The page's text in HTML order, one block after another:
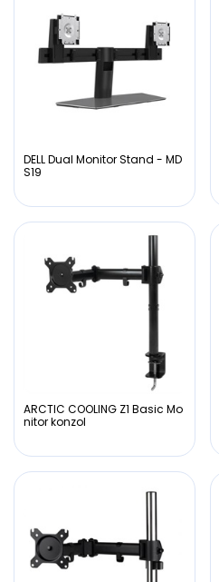
DELL Dual Monitor Stand - MD
S19
ARCTIC COOLING Z1 Basic Mo
nitor konzol